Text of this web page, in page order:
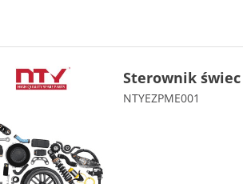
Sterownik świec
NTYEZPME001